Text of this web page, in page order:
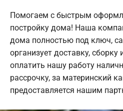
Помогаем с быстрым
постройку дома! Наша
дома полностью под ключ,
организует доставку,
оплатить нашу работу
рассрочку, за материнский
предоставляется нашим